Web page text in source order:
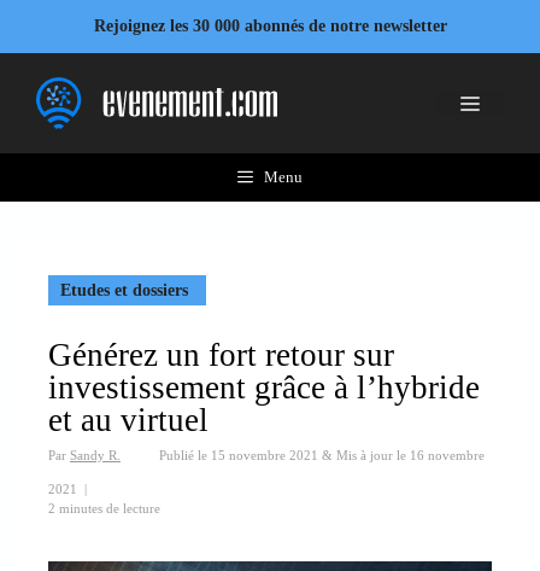
contenu
Rejoignez les 30 000 abonnés de notre newsletter
Menu
Menu
Etudes et dossiers
Générez un fort retour sur
investissement grâce à l’hybride
et au virtuel
Par Sandy R. Publié le 15 novembre 2021 & Mis à jour le 16 novembre
2021
|
2 minutes de lecture